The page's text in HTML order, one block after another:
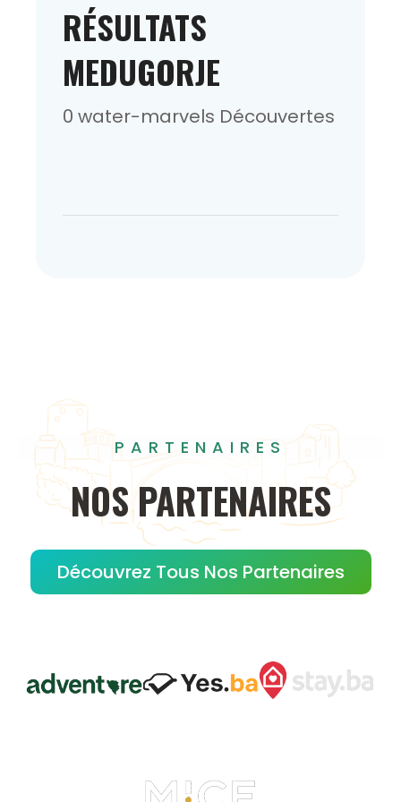
RÉSULTATS
MEDUGORJE
0 water-marvels Découvertes
PARTENAIRES
NOS PARTENAIRES
Découvrez Tous Nos Partenaires